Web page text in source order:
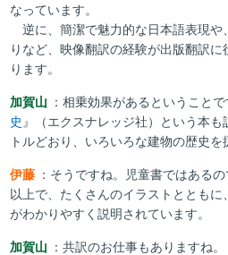
なっています。
逆に、簡潔で魅力的な日本語表現や
りなど、映像翻訳の経験が出版翻訳
ります。
加賀山 ：相乗効果があるということ
史 』（エクスナレッジ社）という本
トルどおり、いろいろな建物の歴史を
伊藤 ：そうですね。児童書ではある
以上で、たくさんのイラストととも
がわかりやすく説明されています。
加賀山 ：共訳のお仕事もありますね。